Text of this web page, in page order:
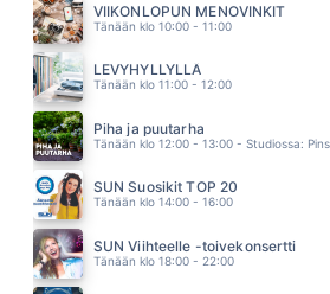
RUNOTYTTÖ
PATE MUSTAJÄRVI
KOVA DUUNI ON RAHAA
ERIKA VIKMAN
IN THE END
LINKIN PARK
BENSAA SUONISSA
RAULI BADDING SOMERJOKI
MA HALUUN VIIHDYTTAA
KIKKA
VIIKONLOPUN MENOVINKIT
Tänään klo 10:00 - 11:00
LEVYHYLLYLLÄ
Tänään klo 11:00 - 12:00
Piha ja puutarha
Tänään klo 12:00 - 13:00 - Studiossa:
SUN Suosikit TOP 20
Tänään klo 14:00 - 16:00
SUN Viihteelle -toivekonsertti
Tänään klo 18:00 - 22:00